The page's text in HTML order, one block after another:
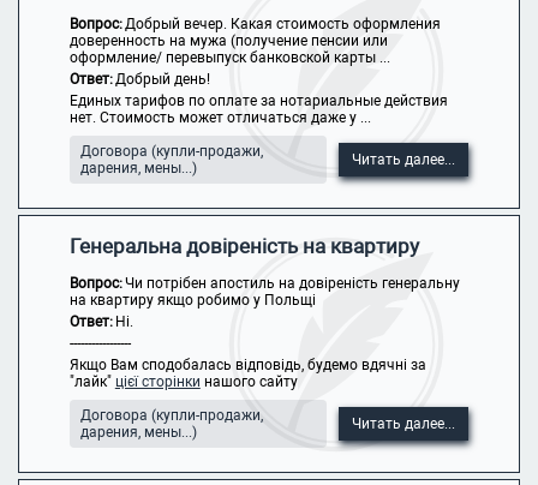
Вопрос:Добрый вечер. Какая стоимость оформления
доверенность на мужа (получение пенсии или
оформление/ перевыпуск банковской карты ...
Ответ:Добрый день!
Единых тарифов по оплате за нотариальные действия
нет. Стоимость может отличаться даже у ...
Договора (купли-продажи,
дарения, мены...)
Читать далее...
Генеральна довіреність на квартиру
Вопрос:Чи потрібен апостиль на довіреність генеральну
на квартиру якщо робимо у Польщі
Ответ: Ні.
-----------------
Якщо Вам сподобалась відповідь, будемо вдячні за
"лайк" цієї сторінки нашого сайту
Договора (купли-продажи,
дарения, мены...)
Читать далее...